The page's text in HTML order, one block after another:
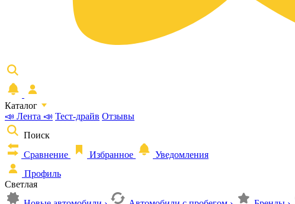
Каталог
📣 Лента 📣 Тест-драйв Отзывы
Поиск
Сравнение
Избранное
Уведомления
Профиль
Светлая